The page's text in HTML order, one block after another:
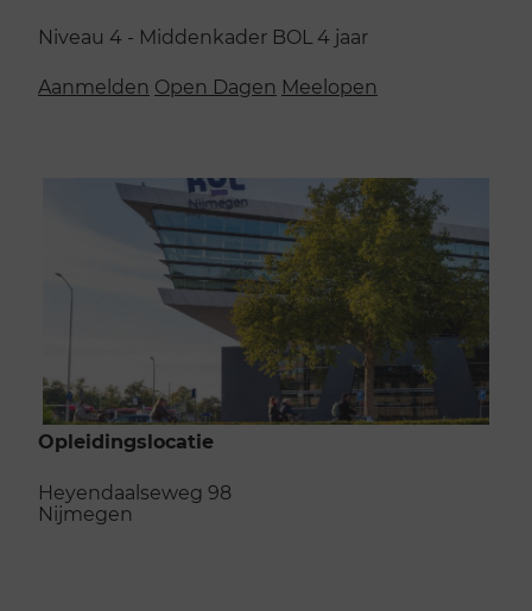
Niveau 4 - Middenkader BOL 4 jaar
Aanmelden Open Dagen Meelopen
Opleidingslocatie
Heyendaalseweg 98
Nijmegen